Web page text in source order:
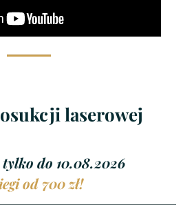
laserowej
do 10.08.2026
od 700 zł!